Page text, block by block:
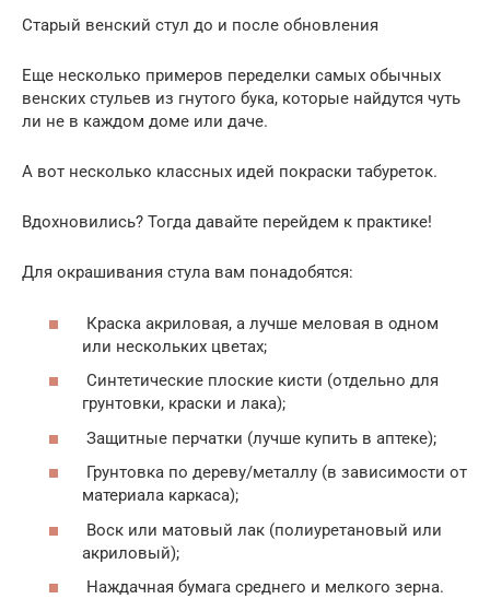
Старый венский стул до и после обновления
Еще несколько примеров переделки самых обычных
венских стульев из гнутого бука, которые найдутся чуть
ли не в каждом доме или даче.
А вот несколько классных идей покраски табуреток.
Вдохновились? Тогда давайте перейдем к практике!
Для окрашивания стула вам понадобятся:
Краска акриловая, а лучше меловая в одном
или нескольких цветах;
Синтетические плоские кисти (отдельно для
грунтовки, краски и лака);
Защитные перчатки (лучше купить в аптеке);
Грунтовка по дереву/металлу (в зависимости от
материала каркаса);
Воск или матовый лак (полиуретановый или
акриловый);
Наждачная бумага среднего и мелкого зерна.